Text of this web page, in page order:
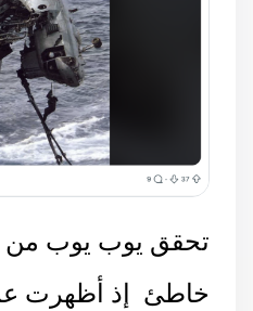
تحقق يوب يوب من
خاطئ إذ أظهرت